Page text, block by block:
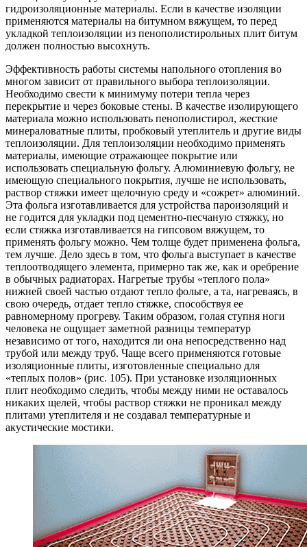
гидроизоляционные материалы. Если в качестве изоляции
применяются материалы на битумном вяжущем, то перед
укладкой теплоизоляции из пенополистирольных плит битум
должен полностью высохнуть.
Эффективность работы системы напольного отопления во
многом зависит от правильного выбора теплоизоляции.
Необходимо свести к минимуму потери тепла через
перекрытие и через боковые стены. В качестве изолирующего
материала можно использовать пенополистирол, жесткие
минераловатные плиты, пробковый утеплитель и другие виды
теплоизоляции. Для теплоизоляции необходимо применять
материалы, имеющие отражающее покрытие или
использовать специальную фольгу. Алюминиевую фольгу, не
имеющую специального покрытия, лучше не использовать,
раствор стяжки имеет щелочную среду и «сожрет» алюминий.
Эта фольга изготавливается для устройства пароизоляций и
не годится для укладки под цементно-песчаную стяжку, но
если стяжка изготавливается на гипсовом вяжущем, то
применять фольгу можно. Чем толще будет применена фольга,
тем лучше. Дело здесь в том, что фольга выступает в качестве
теплоотводящего элемента, примерно так же, как и оребрение
в обычных радиаторах. Нагретые трубы «теплого пола»
нижней своей частью отдают тепло фольге, а та, нагреваясь, в
свою очередь, отдает тепло стяжке, способствуя ее
равномерному прогреву. Таким образом, голая ступня ноги
человека не ощущает заметной разницы температур
независимо от того, находится ли она непосредственно над
трубой или между труб. Чаще всего применяются готовые
изоляционные плиты, изготовленные специально для
«теплых полов» (рис. 105). При установке изоляционных
плит необходимо следить, чтобы между ними не оставалось
никаких щелей, чтобы раствор стяжки не проникал между
плитами утеплителя и не создавал температурные и
акустические мостики.